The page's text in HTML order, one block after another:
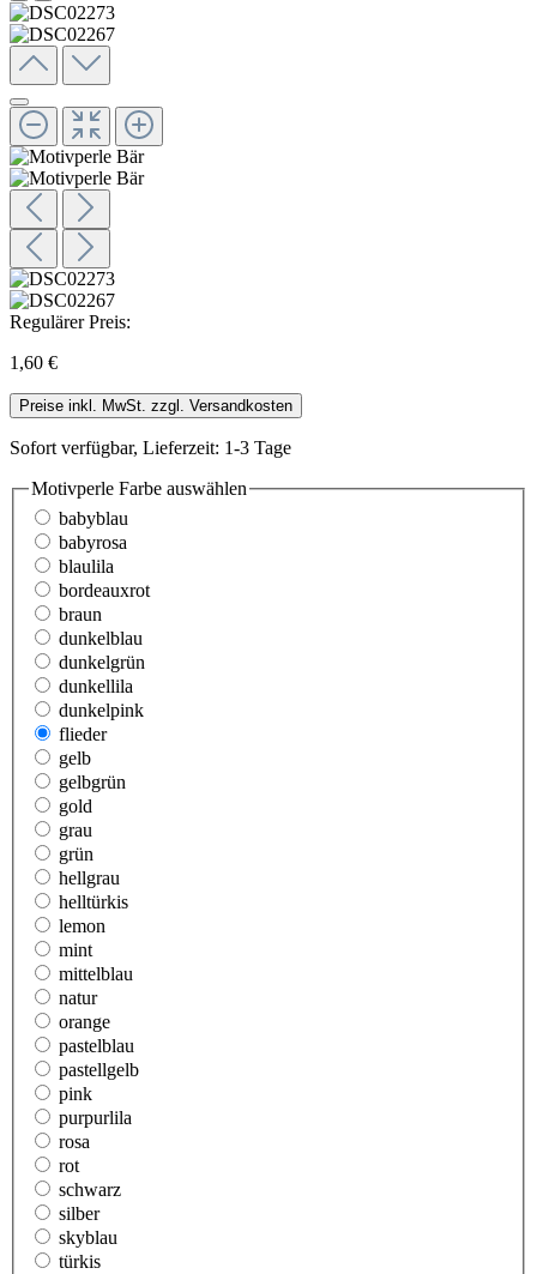
Regulärer Preis:
1,60 €
Preise inkl. MwSt. zzgl. Versandkosten
Sofort verfügbar, Lieferzeit: 1-3 Tage
Motivperle Farbe auswählen
babyblau
babyrosa
blaulila
bordeauxrot
braun
dunkelblau
dunkelgrün
dunkellila
dunkelpink
flieder
gelb
gelbgrün
gold
grau
grün
hellgrau
helltürkis
lemon
mint
mittelblau
natur
orange
pastelblau
pastellgelb
pink
purpurlila
rosa
rot
schwarz
silber
skyblau
türkis